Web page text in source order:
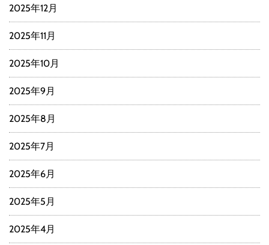
2025年12月
2025年11月
2025年10月
2025年9月
2025年8月
2025年7月
2025年6月
2025年5月
2025年4月